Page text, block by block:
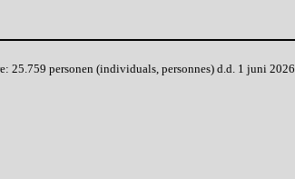
25.759 personen (individuals, personnes) d.d. 1 juni 2026